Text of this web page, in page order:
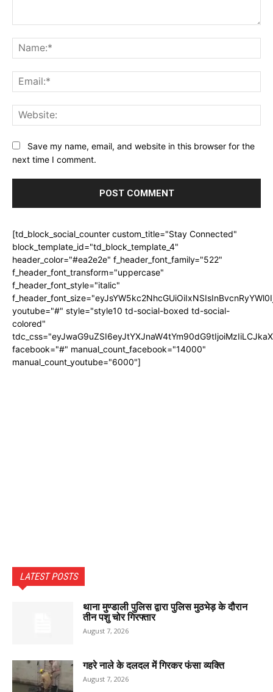
Save my name, email, and website in this browser for the
next time I comment.
[td_block_social_counter custom_title="Stay Connected"
block_template_id="td_block_template_4"
header_color="#ea2e2e" f_header_font_family="522"
f_header_font_transform="uppercase"
f_header_font_style="italic"
youtube="#" style="style10 td-social-boxed td-social-
colored"
facebook="#" manual_count_facebook="14000"
manual_count_youtube="6000"]
LATEST POSTS
थाना मुण्डाली पुलिस द्वारा पुलिस मुठभेड़ के दौरान
तीन पशु चोर गिरफ्तार
August 7, 2026
गहरे नाले के दलदल में गिरकर फंसा व्यक्ति
August 7, 2026